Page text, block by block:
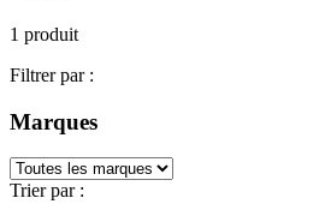
1 produit
Filtrer par :
Marques
Trier par :